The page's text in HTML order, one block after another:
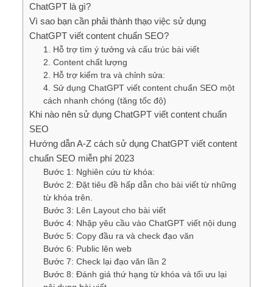
ChatGPT là gì?
Vì sao bạn cần phải thành thạo việc sử dụng
ChatGPT viết content chuẩn SEO?
1. Hỗ trợ tìm ý tưởng và cấu trúc bài viết
2. Content chất lượng
2. Hỗ trợ kiểm tra và chỉnh sửa:
4. Sử dụng ChatGPT viết content chuẩn SEO một
cách nhanh chóng (tăng tốc độ)
Khi nào nên sử dụng ChatGPT viết content chuẩn
SEO
Hướng dẫn A-Z cách sử dụng ChatGPT viết content
chuẩn SEO miễn phí 2023
Bước 1: Nghiên cứu từ khóa:
Bước 2: Đặt tiêu đề hấp dẫn cho bài viết từ những
từ khóa trên.
Bước 3: Lên Layout cho bài viết
Bước 4: Nhập yêu cầu vào ChatGPT viết nội dung
Bước 5: Copy đầu ra và check đạo văn
Bước 6: Public lên web
Bước 7: Check lại đạo văn lần 2
Bước 8: Đánh giá thứ hạng từ khóa và tối ưu lại